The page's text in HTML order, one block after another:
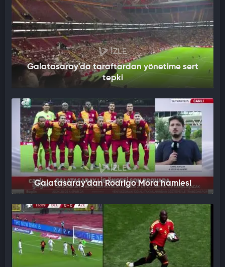
İZLE
Galatasaray'da taraftardan yönetime sert
tepki
İZLE
Galatasaray'dan Rodrigo Mora hamlesi